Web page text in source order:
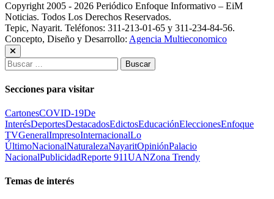
Copyright 2005 - 2026 Periódico Enfoque Informativo – EiM
Noticias. Todos Los Derechos Reservados.
Tepic, Nayarit. Teléfonos: 311-213-01-65 y 311-234-84-56.
Concepto, Diseño y Desarrollo: Agencia Multieconomico
Buscar:
Secciones para visitar
CartonesCOVID-19De
InterésDeportesDestacadosEdictosEducaciónEleccionesEnfoque
TVGeneralImpresoInternacionalLo
ÚltimoNacionalNaturalezaNayaritOpiniónPalacio
NacionalPublicidadReporte 911UANZona Trendy
Temas de interés